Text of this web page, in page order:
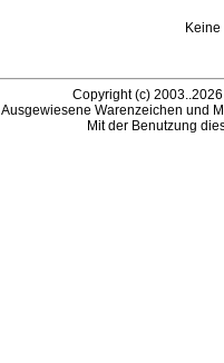
Copyright (c)
Ausgewiesene Warenzeichen und
Mit der Benutzung